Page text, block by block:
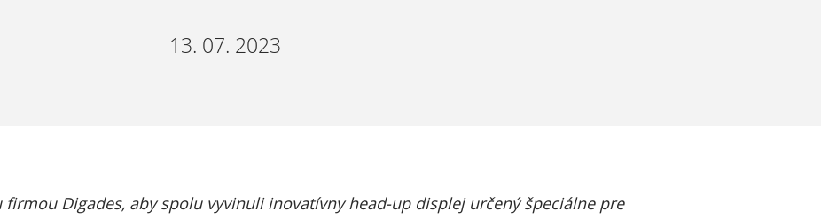
13. 07. 2023
firmou Digades, aby spolu vyvinuli inovatívny head-up displej určený špeciálne pre